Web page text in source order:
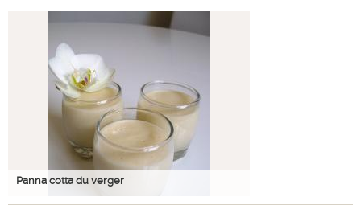
Panna cotta du verger